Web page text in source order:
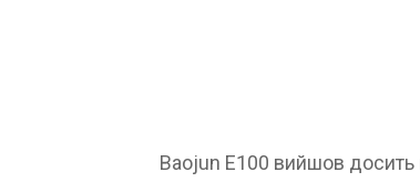
Baojun E100 вийшов досить